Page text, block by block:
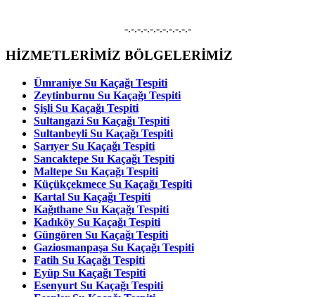
-.-.-.-.-.-.-.-.-.-.-
HİZMETLERİMİZ BÖLGELERİMİZ
Ümraniye Su Kaçağı Tespiti
Zeytinburnu Su Kaçağı Tespiti
Şişli Su Kaçağı Tespiti
Sultangazi Su Kaçağı Tespiti
Sultanbeyli Su Kaçağı Tespiti
Sarıyer Su Kaçağı Tespiti
Sancaktepe Su Kaçağı Tespiti
Maltepe Su Kaçağı Tespiti
Küçükçekmece Su Kaçağı Tespiti
Kartal Su Kaçağı Tespiti
Kağıthane Su Kaçağı Tespiti
Kadıköy Su Kaçağı Tespiti
Güngören Su Kaçağı Tespiti
Gaziosmanpaşa Su Kaçağı Tespiti
Fatih Su Kaçağı Tespiti
Eyüp Su Kaçağı Tespiti
Esenyurt Su Kaçağı Tespiti